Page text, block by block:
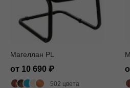
Магеллан PL
от 10 690
502 цвета